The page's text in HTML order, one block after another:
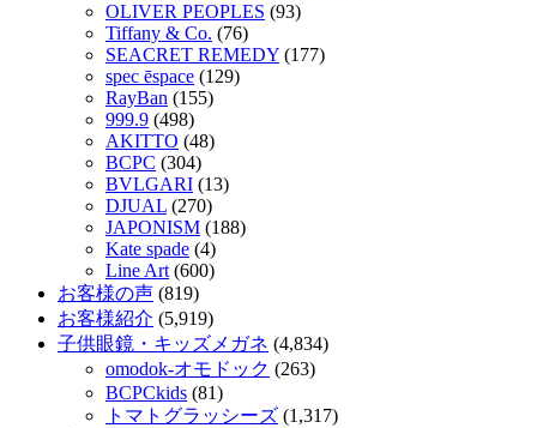
OLIVER PEOPLES (93)
Tiffany & Co. (76)
SEACRET REMEDY (177)
spec ēspace (129)
RayBan (155)
999.9 (498)
AKITTO (48)
BCPC (304)
BVLGARI (13)
DJUAL (270)
JAPONISM (188)
Kate spade (4)
Line Art (600)
お客様の声 (819)
お客様紹介 (5,919)
子供眼鏡・キッズメガネ (4,834)
omodok-オモドック (263)
BCPCkids (81)
トマトグラッシーズ (1,317)